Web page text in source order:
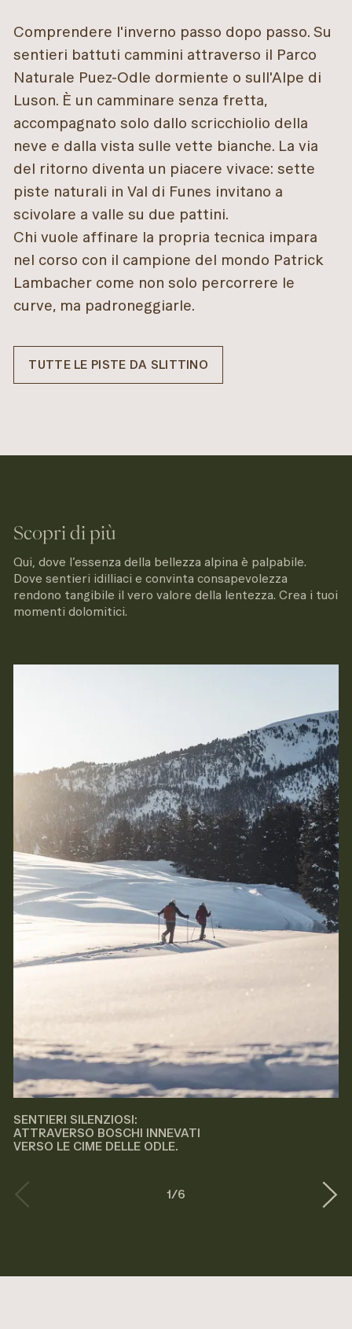
Comprendere l'inverno passo dopo passo. Su
sentieri battuti cammini attraverso il Parco
Naturale Puez-Odle dormiente o sull'Alpe di
Luson. È un camminare senza fretta,
accompagnato solo dallo scricchiolio della
neve e dalla vista sulle vette bianche. La via
del ritorno diventa un piacere vivace: sette
piste naturali in Val di Funes invitano a
scivolare a valle su due pattini.
Chi vuole affinare la propria tecnica impara
nel corso con il campione del mondo Patrick
Lambacher come non solo percorrere le
curve, ma padroneggiarle.
TUTTE LE PISTE DA SLITTINO
Scopri di più
Qui, dove l’essenza della bellezza alpina è palpabile.
Dove sentieri idilliaci e convinta consapevolezza
rendono tangibile il vero valore della lentezza. Crea i tuoi
momenti dolomitici.
SENTIERI SILENZIOSI:
ATTRAVERSO BOSCHI INNEVATI
VERSO LE CIME DELLE ODLE.
1/6